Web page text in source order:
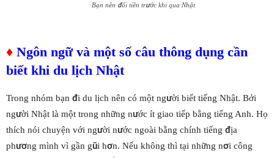
Bạn nên đổi tiền trước khi qua Nhật
♦ Ngôn ngữ và một số câu thông dụng cần
biết khi du lịch Nhật
Trong nhóm bạn đi du lịch nên có một người biết tiếng Nhật. Bởi
người Nhật là một trong những nước ít giao tiếp bằng tiếng Anh. Họ
thích nói chuyện với người nước ngoài bằng chính tiếng địa
phương mình vì gần gũi hơn. Nếu không thì tại những nơi công